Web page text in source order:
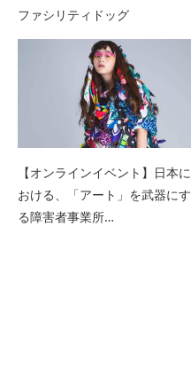
ファシリティドッグ
【オンラインイベント】日本に
おける、「アート」を武器にす
る障害者事業所…